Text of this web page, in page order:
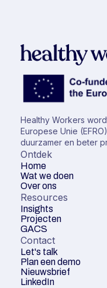
Healthy Workers
Europese Unie
duurzamer en beter
Ontdek
Home
Wat we doen
Over ons
Resources
Insights
Projecten
GACS
Contact
Let's talk
Plan een demo
Nieuwsbrief
LinkedIn